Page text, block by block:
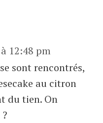
12:48 pm
sont rencontrés,
au citron
du tien. On